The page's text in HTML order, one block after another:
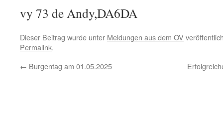
vy 73 de Andy,DA6DA
Dieser Beitrag wurde unter Meldungen aus dem OV
Permalink.
← Burgentag am 01.05.2025